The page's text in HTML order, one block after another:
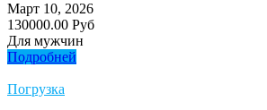
Март 10, 2026
130000.00 Руб
Для мужчин
Подробней
Погрузка